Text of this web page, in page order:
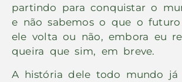
partindo para conquistar o
e não sabemos o que o futuro
ele volta ou não, embora eu
queira que sim, em breve.
A história dele todo mundo já